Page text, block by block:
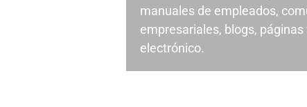
manuales de empleados,
empresariales, blogs,
electrónico.